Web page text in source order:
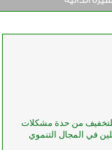
للتخفيف من حدة مشكلات
في المجال التنموي